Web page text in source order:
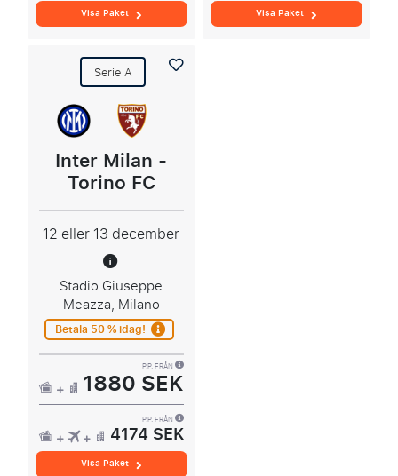
Visa Paket Visa Paket
Serie A
Inter Milan -
Torino FC
12 eller 13 december
Stadio Giuseppe
Meazza, Milano
Betala 50 % idag!
P.P. FRÅN
1880 SEK
P.P. FRÅN
4174 SEK
Visa Paket